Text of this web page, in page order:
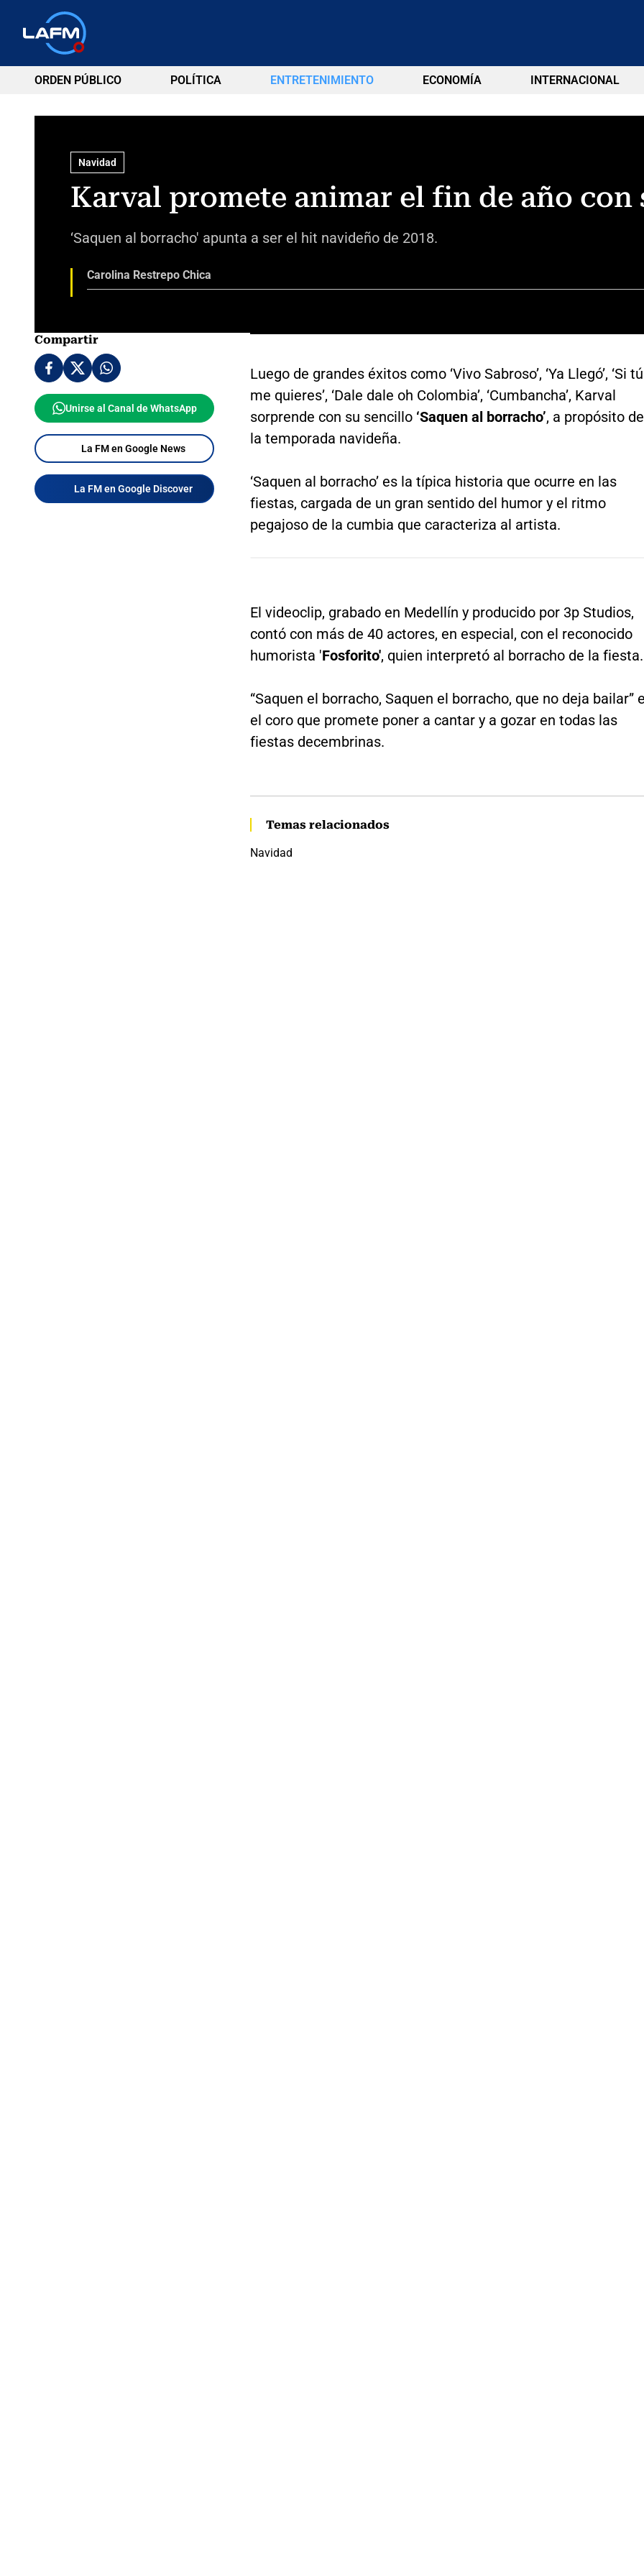
ORDEN PÚBLICO POLÍTICA ENTRETENIMIENTO ECONOMÍA INTERNACIONAL
Navidad
Karval promete animar el fin de año con
‘Saquen al borracho' apunta a ser el hit navideño de 2018.
Carolina Restrepo Chica
Compartir
Unirse al Canal de WhatsApp
La FM en Google News
La FM en Google Discover
Luego de grandes éxitos como ‘Vivo Sabroso’, ‘Ya Llegó’, ‘Si tú
me quieres’, ‘Dale dale oh Colombia’, ‘Cumbancha’, Karval
sorprende con su sencillo ‘Saquen al borracho’, a propósito de
la temporada navideña.
‘Saquen al borracho’ es la típica historia que ocurre en las
fiestas, cargada de un gran sentido del humor y el ritmo
pegajoso de la cumbia que caracteriza al artista.
El videoclip, grabado en Medellín y producido por 3p Studios,
contó con más de 40 actores, en especial, con el reconocido
humorista 'Fosforito', quien interpretó al borracho de la fiesta.
“Saquen el borracho, Saquen el borracho, que no deja bailar”
el coro que promete poner a cantar y a gozar en todas las
fiestas decembrinas.
Temas relacionados
Navidad